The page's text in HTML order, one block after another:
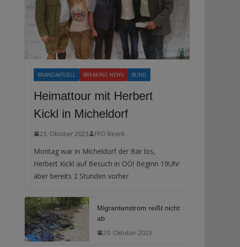
BRANDAKTUELL BREAKING NEWS BUND
Heimattour mit Herbert
Kickl in Micheldorf
23. Oktober 2023 FPÖ Bezirk
Montag war in Micheldorf der Bär los,
Herbert Kickl auf Besuch in OÖ! Beginn 19Uhr
aber bereits 2 Stunden vorher
Migrantenstrom reißt nicht
ab
20. Oktober 2023